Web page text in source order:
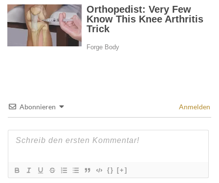
Abonnieren Anmelden
{} [+]